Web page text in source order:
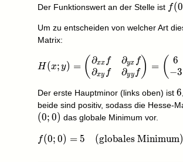
Der Funktionswert an der Stelle ist f(0
Um zu entscheiden von welcher Art
Matrix:
H (x; y) = ( ∂xx f
∂xy f
∂yx f
∂yy f ) = ( 6
−3
Der erste Hauptminor (links oben) ist6
6
beide sind positiv, sodass die Hesse-
(0; 0) das globale Minimum vor.
f(0;0)=5\quad\text{(globales
f(0; 0) = 5 (globales Minimum)